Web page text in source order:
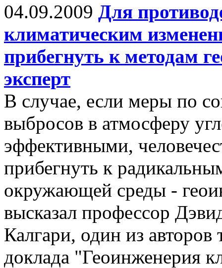
04.09.2009 Для
климатическим
прибегнуть к методам
эксперт
В случае, если меры по
выбросов в атмосферу
эффективными,
прибегнуть к
окружающей среды -
высказал профессор
Калгари, один из
доклада "Геоинженерия